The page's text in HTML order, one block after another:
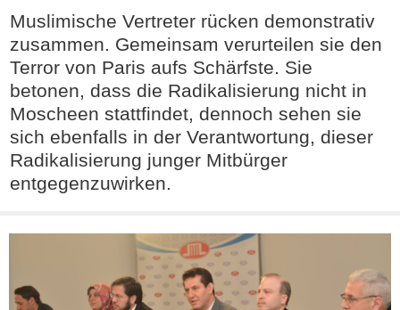
DEBATTE
Muslimische Vertreter rücken demonstrativ
zusammen. Gemeinsam verurteilen sie den
Terror von Paris aufs Schärfste. Sie
betonen, dass die Radikalisierung nicht in
Moscheen stattfindet, dennoch sehen sie
sich ebenfalls in der Verantwortung, dieser
Radikalisierung junger Mitbürger
entgegenzuwirken.